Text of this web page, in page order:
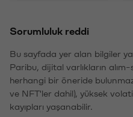
Sorumluluk reddi
Bu sayfada yer alan bilgiler
Paribu, dijital varlıkların alım-
herhangi bir öneride
ve NFT'ler dahil), yüksek
kayıpları yaşanabilir.